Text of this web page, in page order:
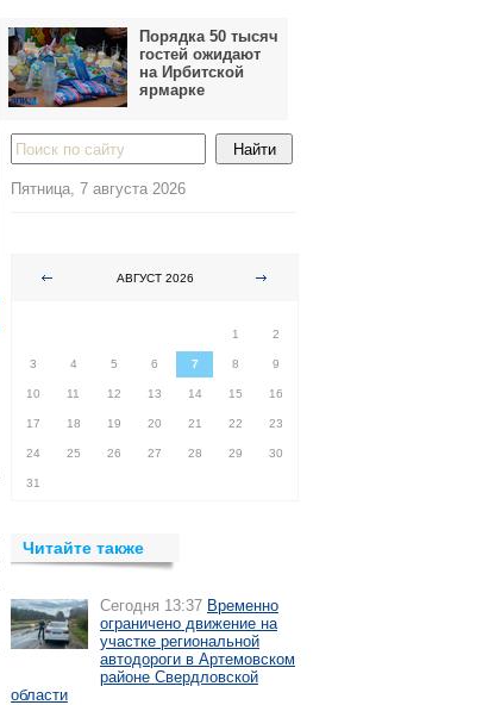
Порядка 50 тысяч
гостей ожидают
на Ирбитской
ярмарке
Пятница, 7 августа 2026
АВГУСТ 2026
1
2
3 4 5 6 7 8 9
10 11 12 13 14 15 16
17 18 19 20 21 22 23
24 25 26 27 28 29 30
31
Читайте также
Сегодня 13:37 Временно
ограничено движение на
участке региональной
автодороги в Артемовском
районе Свердловской
области